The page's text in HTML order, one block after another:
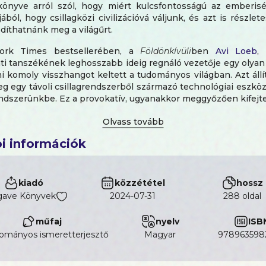
arról szól, hogy miért kulcsfontosságú az
hogy csillagközi civilizációvá váljunk, és azt is
meg a világűrt.
Times bestsellerében, a Földönkívüliben Avi Loeb,
tanszékének leghosszabb ideig regnáló vezetője egy
komoly visszhangot keltett a tudományos világban. Azt
egy távoli csillagrendszerből származó technológiai
Ez a provokatív, ugyanakkor meggyőzően
és arról, hogy mennyi érdekességet tartogathat még
mi legyen a következő lépés? Hogyan készíthetnénk fel
egy csillagközi civilizációval? Hogyan válhatna a mi
a kérdésekre egy lelkesítő, hatásos kiáltvánnyal válaszol,
a földönkívüliekkel való kapcsolatfelvétel mikéntjét.
amelyeket fiktív történetek és filmek ültettek el
szempontból írja le, hogyan mehet végbe egy ilyen
a feje tetejére állítja a földön kívüli objektumok
kulturális elvárásainkat és beidegződéseinket.
első kézből mutatja be nekünk azokat az
információk
kiadó
Könyvek
közzététel
2024-07-31
hossz
288 oldal
műfaj
ismeretterjesztő
nyelv
magyar